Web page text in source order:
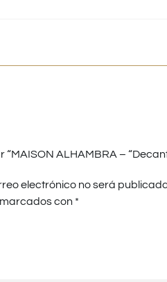
ALHAMBRA –
electrónico no será
con *